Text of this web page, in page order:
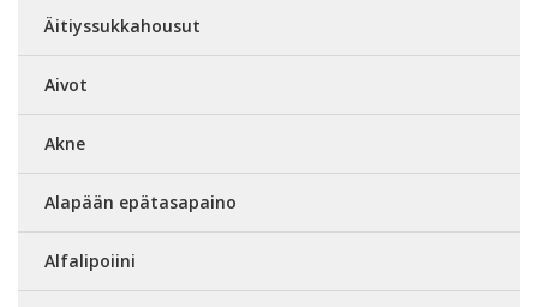
Äitiyssukkahousut
Aivot
Akne
Alapään epätasapaino
Alfalipoiini